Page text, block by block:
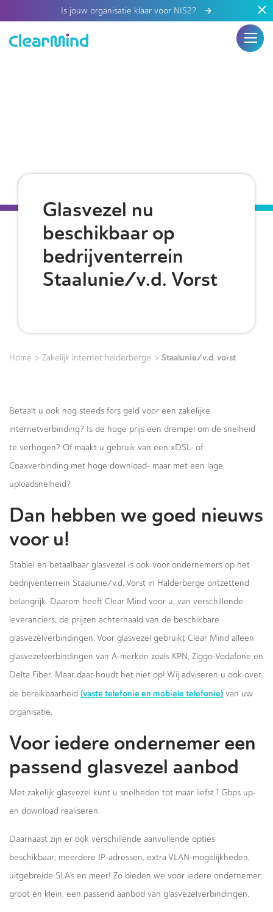
Is jouw organisatie klaar voor NIS2?
Glasvezel nu
beschikbaar op
bedrijventerrein
Staalunie/v.d. Vorst
Home > Zakelijk internet halderberge > Staalunie/v.d. vorst
Betaalt u ook nog steeds fors geld voor een zakelijke
internetverbinding? Is de hoge prijs een drempel om de snelheid
te verhogen? Of maakt u gebruik van een xDSL- of
Coaxverbinding met hoge download- maar met een lage
uploadsnelheid?
Dan hebben we goed nieuws
voor u!
Stabiel en betaalbaar glasvezel is ook voor ondernemers op het
bedrijventerrein Staalunie/v.d. Vorst in Halderberge ontzettend
belangrijk. Daarom heeft Clear Mind voor u, van verschillende
leveranciers, de prijzen achterhaald van de beschikbare
glasvezelverbindingen. Voor glasvezel gebruikt Clear Mind alleen
glasvezelverbindingen van A-merken zoals KPN, Ziggo-Vodafone en
Delta Fiber. Maar daar houdt het niet op! Wij adviseren u ook over
de bereikbaarheid (vaste telefonie en mobiele telefonie) van uw
organisatie.
Voor iedere ondernemer een
passend glasvezel aanbod
Met zakelijk glasvezel kunt u snelheden tot maar liefst 1 Gbps up-
en download realiseren.
Daarnaast zijn er ook verschillende aanvullende opties
beschikbaar; meerdere IP-adressen, extra VLAN-mogelijkheden,
uitgebreide SLA’s en meer! Zo bieden we voor iedere ondernemer,
groot én klein, een passend aanbod van glasvezelverbindingen.